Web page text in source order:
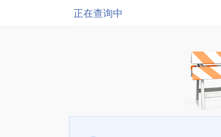
正在查询中